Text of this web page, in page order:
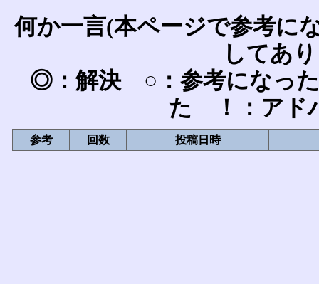
何か一言(本ページで参考に
してあ
◎：解決 ○：参考になっ
た ！：アド
参考 回数 投稿日時